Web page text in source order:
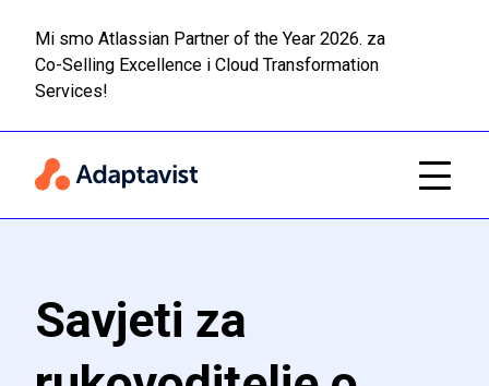
Mi smo Atlassian Partner of the Year 2026. za
Co-Selling Excellence i Cloud Transformation
Services!
Savjeti za